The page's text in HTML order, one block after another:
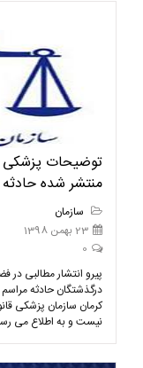
توضیحات پزشکی
منتشر شده
سازمان
23 بهمن 1398
0
پیرو انتشار مطالبی
درگذشتگان حادثه
کرمان سازمان پزشکی
نیست و به اطلاع می